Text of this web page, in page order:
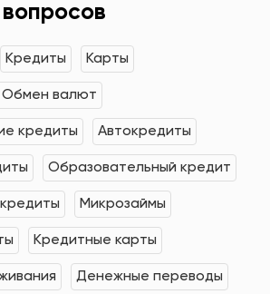
Кредиты Карты
Обмен валют
кредиты Автокредиты
Образовательный кредит
Микрозаймы
Кредитные карты
Денежные переводы